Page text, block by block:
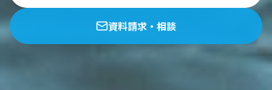
資料請求・相談